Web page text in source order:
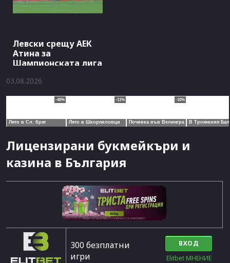
Левски срещу АЕК
Атина за
Шампионската лига
03.08.2026
Лицензирани букмейкъри и
казина в България
300 безплатни
игри
ВХОД
Elitbet МНЕНИЕ